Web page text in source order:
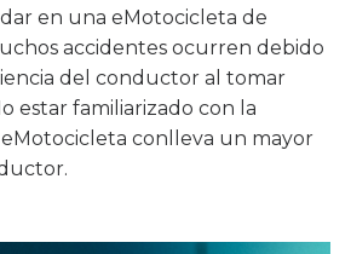
en una eMotocicleta de
accidentes ocurren debido
del conductor al tomar
estar familiarizado con la
conlleva un mayor